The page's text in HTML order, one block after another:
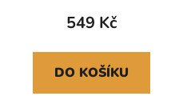
549 Kč
DO KOŠÍKU